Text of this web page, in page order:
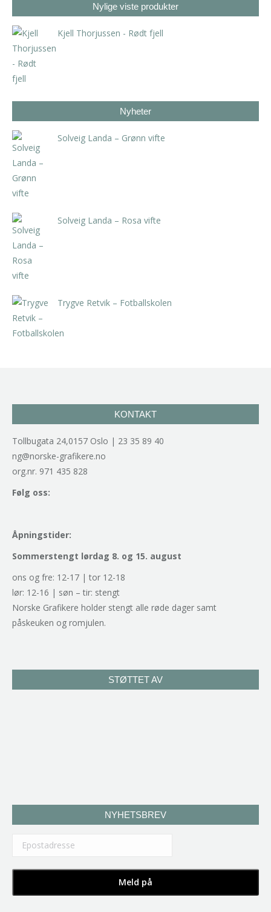
Nylige viste produkter
Kjell Thorjussen - Rødt fjell
Nyheter
Solveig Landa – Grønn vifte
Solveig Landa – Rosa vifte
Trygve Retvik – Fotballskolen
KONTAKT
Tollbugata 24,0157 Oslo | 23 35 89 40
ng@norske-grafikere.no
org.nr. 971 435 828
Følg oss:
Åpningstider:
Sommerstengt lørdag 8. og 15. august
ons og fre: 12-17 | tor 12-18
lør: 12-16 | søn – tir: stengt
Norske Grafikere holder stengt alle røde dager samt
påskeuken og romjulen.
STØTTET AV
NYHETSBREV